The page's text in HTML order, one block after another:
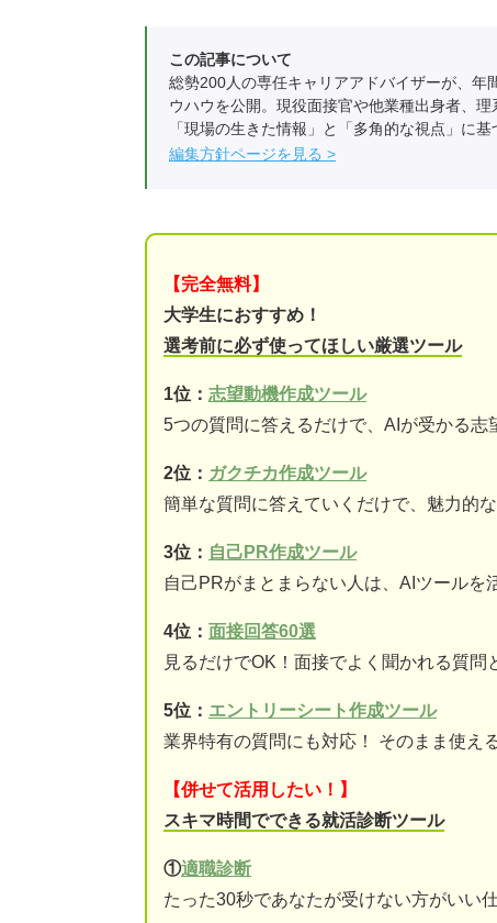
この記事について
総勢200人の専任キャリアアドバイザーが、年
ウハウを公開。現役面接官や他業種出身者、
「現場の生きた情報」と「多角的な視点」に
編集方針ページを見る
【完全無料】
大学生におすすめ！
選考前に必ず使ってほしい厳選ツール
1位： 志望動機作成ツール
5つの質問に答えるだけで、AIが受かる志
2位： ガクチカ作成ツール
簡単な質問に答えていくだけで、魅力的
3位： 自己PR作成ツール
自己PRがまとまらない人は、AIツールを
4位： 面接回答60選
見るだけでOK！面接でよく聞かれる質問
5位： エントリーシート作成ツール
業界特有の質問にも対応！ そのまま使え
【併せて活用したい！】
スキマ時間でできる就活診断ツール
①適職診断
たった30秒であなたが受けない方がいい